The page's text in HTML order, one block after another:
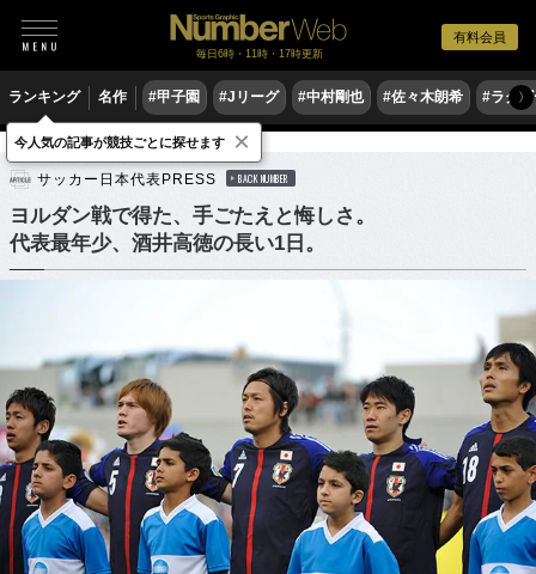
有料会員
毎日6時・11時・17時更新
ランキング 名作 #甲子園 #Jリーグ #中村剛也 #佐々木朗希 #ラグ〉
サッカー サッカー日本代表
サッカー日本代表PRESS BACK NUMBER
ヨルダン戦で得た、手ごたえと悔しさ。
代表最年少、酒井高徳の長い1日。
今人気の記事が競技ごとに探せます ×